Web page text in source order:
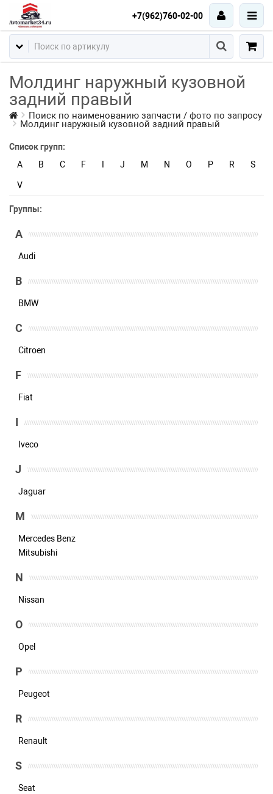
+7(962)760-02-00
Молдинг наружный кузовной
задний правый
Поиск по наименованию запчасти / фото по запросу
Молдинг наружный кузовной задний правый
Список групп:
A
B C F J M N O P R S
V
Группы:
A
Audi
B
BMW
C
Citroen
F
Fiat
Iveco
J
Jaguar
M
Mercedes Benz
Mitsubishi
N
Nissan
O
Opel
P
Peugeot
R
Renault
S
Seat